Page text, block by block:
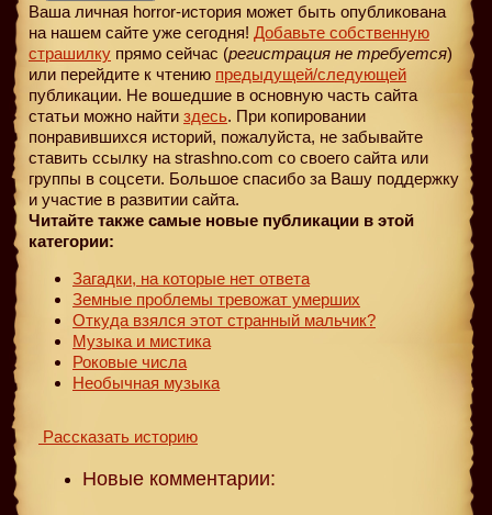
Ваша личная horror-история может быть опубликована
на нашем сайте уже сегодня! Добавьте собственную
страшилку прямо сейчас (регистрация не требуется)
или перейдите к чтению предыдущей/следующей
публикации. Не вошедшие в основную часть сайта
статьи можно найти здесь. При копировании
понравившихся историй, пожалуйста, не забывайте
ставить ссылку на strashno.com со своего сайта или
группы в соцсети. Большое спасибо за Вашу поддержку
и участие в развитии сайта.
Читайте также самые новые публикации в этой
категории:
Загадки, на которые нет ответа
Земные проблемы тревожат умерших
Откуда взялся этот странный мальчик?
Музыка и мистика
Роковые числа
Необычная музыка
Рассказать историю
Новые комментарии: